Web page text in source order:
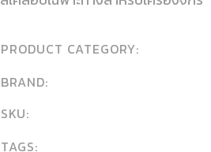
PRODUCT CATEGORY:
BRAND:
SKU:
TAGS: